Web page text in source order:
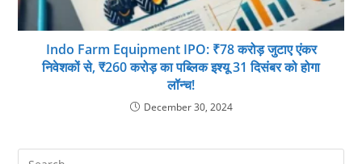
Indo Farm Equipment IPO: ₹78 करोड़ जुटाए एंकर
निवेशकों से, ₹260 करोड़ का पब्लिक इश्यू 31 दिसंबर को होगा
लॉन्च!
December 30, 2024